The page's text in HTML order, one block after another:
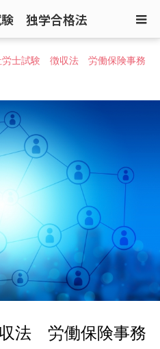
験 独学合格法
労士試験 徴収法 労働保険事務
法 労働保険事務